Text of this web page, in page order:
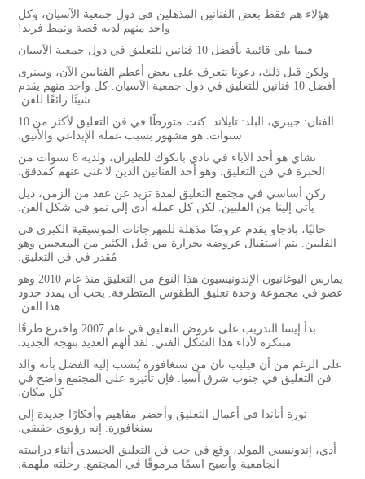
هؤلاء هم فقط بعض الفنانين المذهلين في دول جمعية الآسيان، وكل
واحد منهم لديه قصة ونمط فريد!
فيما يلي قائمة بأفضل 10 فنانين للتعليق في دول جمعية الآسيان
ولكن قبل ذلك، دعونا نتعرف على بعض أعظم الفنانين الآن، وسنرى
أفضل 10 فنانين للتعليق في دول جمعية الآسيان. كل واحد منهم يقدم
شيئًا رائعًا للفن.
الفنان: جيبزي، البلد: تايلاند. كنت متورطًا في فن التعليق لأكثر من 10
سنوات. هو مشهور بسبب عمله الإبداعي والأنيق.
تشاي هو أحد الآباء في نادي بانكوك للطيران، ولديه 8 سنوات من
الخبرة في فن التعليق. وهو أحد الفنانين الذين لا غنى عنهم كمدقق.
ركن أساسي في مجتمع التعليق لمدة تزيد عن عقد من الزمن، ديل
يأتي إلينا من الفلبين. لكن كل عمله أدى إلى نمو في شكل الفن.
حاليًا، بادجاو يقدم عروضًا مذهلة للمهرجانات الموسيقية الكبرى في
الفلبين. يتم استقبال عروضه بحرارة من قبل الكثير من المعجبين وهو
مُقدر في فن التعليق.
يمارس اليوغانيون الإندونيسيون هذا النوع من التعليق منذ عام 2010 وهو
عضو في مجموعة وحدة تعليق الطقوس المتطرفة. يحب أن يمدد حدود
هذا الفن.
بدأ إيسا التدريب على عروض التعليق في عام 2007 واخترع طرقًا
مبتكرة لأداء هذا الشكل الفني. لقد ألهم العديد بنهجه الجديد.
على الرغم من أن فيليب تان من سنغافورة يُنسب إليه الفضل بأنه والد
فن التعليق في جنوب شرق آسيا. فإن تأثيره على المجتمع واضح في
كل مكان.
ثورة أناندا في أعمال التعليق وأحضر مفاهيم وأفكارًا جديدة إلى
سنغافورة. إنه رؤيوي حقيقي.
أدي، إندونيسي المولد، وقع في حب فن التعليق الجسدي أثناء دراسته
الجامعية وأصبح اسمًا مرموقًا في المجتمع. رحلته ملهمة.